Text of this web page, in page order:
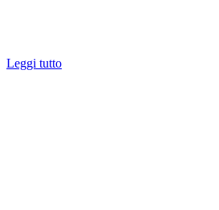
Leggi tutto